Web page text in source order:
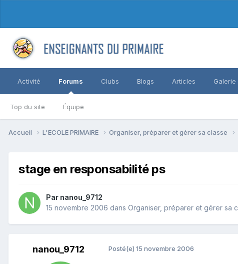
Activité Forums
Top du site Équipe
Clubs Blogs Articles Galerie
Accueil L'ECOLE PRIMAIRE Organiser, préparer et gérer sa classe
stage en responsabilité ps
Par nanou_9712
15 novembre 2006 dans Organiser, préparer et gérer sa
nanou_9712 Posté(e) 15 novembre 2006